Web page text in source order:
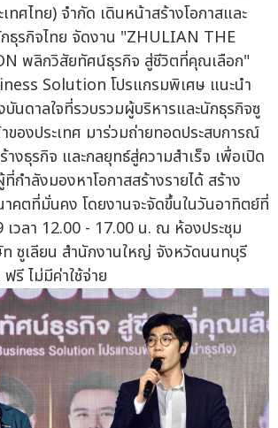
ทศไทย) จำกัด เดินหน้าสร้างโอกาสและ
ธุรกิจไทย จัดงาน "ZHULIAN THE
พลิกวิสัยทัศน์ธุรกิจ สู่ชีวิตที่คุณเลือก"
Solution โปรแกรมพิเศษ แนะนำ
นดาลใจที่รวบรวมผู้บริหารและนักธุรกิจซู
ของประเทศ มาร่วมถ่ายทอดประสบการณ์
งธุรกิจ และกลยุทธ์สู่ความสำเร็จ เพื่อเปิด
กำลังมองหาโอกาสสร้างรายได้ สร้าง
าคตที่มั่นคง โดยงานจะจัดขึ้นในวันอาทิตย์ที่
เวลา 12.00 - 17.00 น. ณ ห้องประชุม
ท ซูเลียน สำนักงานใหญ่ จังหวัดนนทบุรี
ฟรี ไม่มีค่าใช้จ่าย